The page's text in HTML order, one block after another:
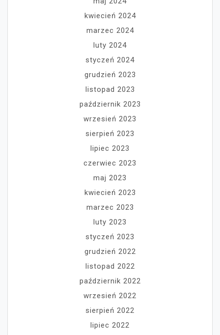
kwiecień 2024
marzec 2024
luty 2024
styczeń 2024
grudzień 2023
listopad 2023
październik 2023
wrzesień 2023
sierpień 2023
lipiec 2023
czerwiec 2023
maj 2023
kwiecień 2023
marzec 2023
luty 2023
styczeń 2023
grudzień 2022
listopad 2022
październik 2022
wrzesień 2022
sierpień 2022
lipiec 2022